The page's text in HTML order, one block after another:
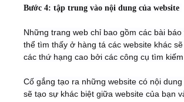
Bước 4: tập trung vào nội dung của website
Những trang web chỉ bao gồm các bài
thể tìm thấy ở hàng tá các website khác
các thứ hạng cao bởi các công cụ tìm kiếm
Cố gắng tạo ra những website có nội
sẽ tạo sự khác biệt giữa website của bạn